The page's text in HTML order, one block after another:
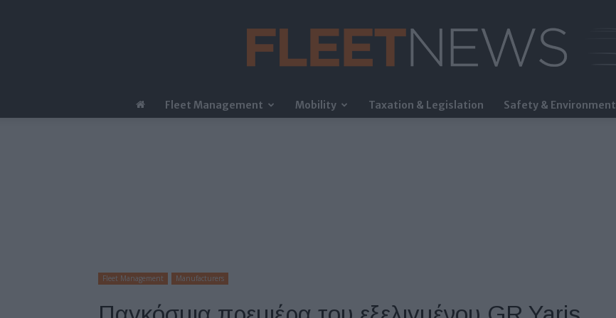
FleetNews
Fleet Management Mobility Taxation & Legislation Safety & Environment
Fleet Management Manufacturers